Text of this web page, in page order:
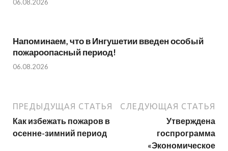
06.08.2026
Напоминаем, что в Ингушетии введен особый
пожароопасный период!⁣⁣⠀
06.08.2026
ПРЕДЫДУЩАЯ СТАТЬЯ
Как избежать пожаров в
осенне-зимний период
СЛЕДУЮЩАЯ СТАТЬЯ
Утверждена
госпрограмма
«Экономическое